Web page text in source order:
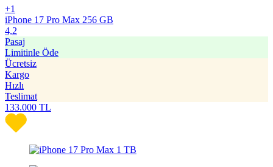
+1
iPhone 17 Pro Max 256 GB
4,2
Pasaj
Limitinle Öde
Ücretsiz
Kargo
Hızlı
Teslimat
133.000 TL